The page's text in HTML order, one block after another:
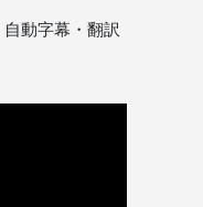
動字幕・翻訳